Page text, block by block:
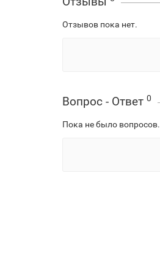
Отзывов пока нет.
Вопрос - Ответ 0
Пока не было вопросов.